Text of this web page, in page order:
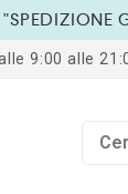
"SPEDIZIONE
9:00 alle